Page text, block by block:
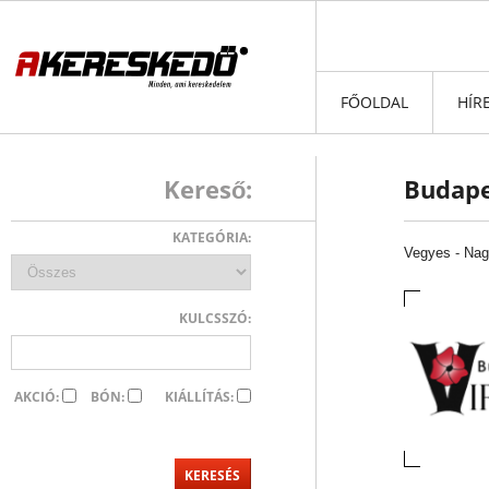
FŐOLDAL
Vegyes -
Kereső:
KATEGÓRIA:
KULCSSZÓ:
AKCIÓ: BÓN: KIÁLLÍTÁS: